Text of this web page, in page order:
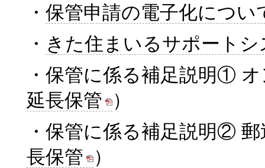
・ 保管申請の電子化につい
・ きた住まいるサポート
・保管に係る補足説明①
延長保管
）
・保管に係る補足説明②
長保管
）